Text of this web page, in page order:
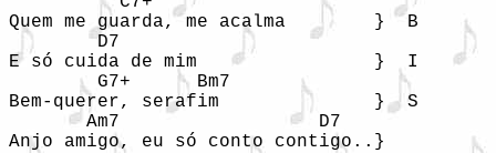
Quem me guarda, me acalma        }  B
        D7
E só cuida de mim                }  I
        G7+      Bm7
Bem-querer, serafim              }  S
       Am7                  D7
Anjo amigo, eu só conto contigo..}